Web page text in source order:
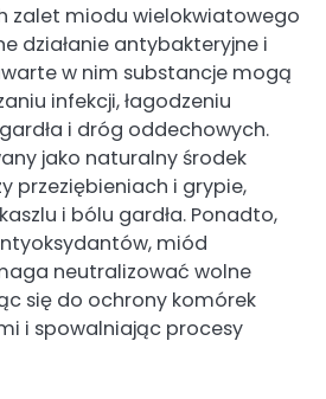
zalet miodu wielokwiatowego
działanie antybakteryjne i
w nim substancje mogą
infekcji, łagodzeniu
i dróg oddechowych.
jako naturalny środek
przeziębieniach i grypie,
i bólu gardła. Ponadto,
miód
neutralizować wolne
się do ochrony komórek
i spowalniając procesy